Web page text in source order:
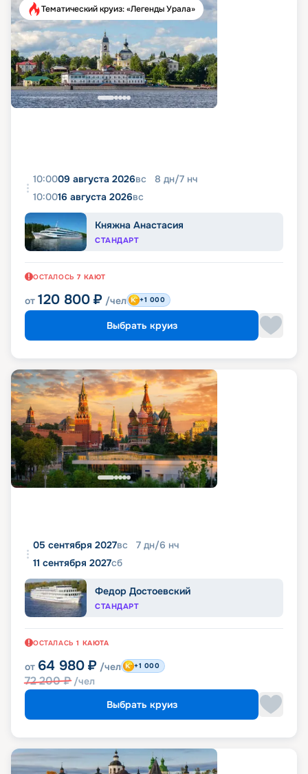
Тематический круиз: «Легенды Урала»
10:0009 августа 2026вс 8 дн/7 нч
10:0016 августа 2026вс
Княжна Анастасия
СТАНДАРТ
ОСТАЛОСЬ 7 КАЮТ
от 120 800 ₽ /чел +1 000
Выбрать круиз
05 сентября 2027вс 7 дн/6 нч
11 сентября 2027сб
Федор Достоевский
СТАНДАРТ
ОСТАЛАСЬ 1 КАЮТА
от 64 980 ₽ /чел
72 200₽ /чел
+1 000
Выбрать круиз